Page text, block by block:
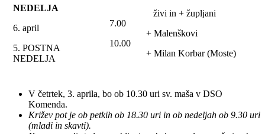
NEDELJA
6. april
5. POSTNA
NEDELJA
7.00
10.00
živi in + župljani
+ Malenškovi
+ Milan Korbar (Moste)
V četrtek, 3. aprila, bo ob 10.30 uri sv. maša v DSO
Komenda.
Križev pot je ob petkih ob 18.30 uri in ob nedeljah ob 9.30 uri
(mladi in skavti).